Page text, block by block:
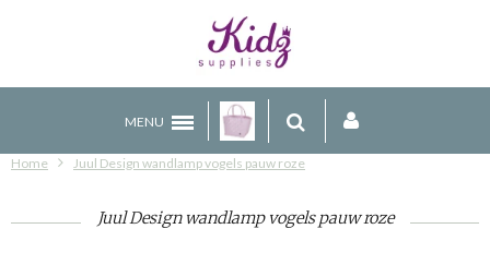
MENU
Home Juul Design wandlamp vogels pauw roze
Juul Design wandlamp vogels pauw roze